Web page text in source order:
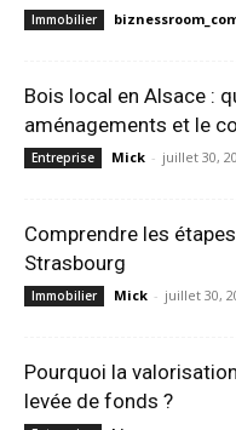
Immobilier
Bois local en Alsace :
aménagements et le
Entreprise Mick - juillet 30,
Comprendre les
Strasbourg
Immobilier Mick - juillet 30,
Pourquoi la
levée de fonds ?